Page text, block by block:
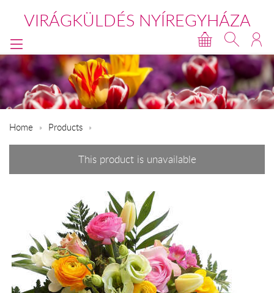
VIRÁGKÜLDÉS NYÍREGYHÁZA
Home Products
This product is unavailable